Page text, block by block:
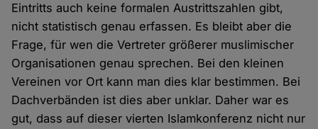
Eintritts auch keine formalen Austrittszahlen gibt,
nicht statistisch genau erfassen. Es bleibt aber die
Frage, für wen die Vertreter größerer muslimischer
Organisationen genau sprechen. Bei den kleinen
Vereinen vor Ort kann man dies klar bestimmen. Bei
Dachverbänden ist dies aber unklar. Daher war es
gut, dass auf dieser vierten Islamkonferenz nicht nur